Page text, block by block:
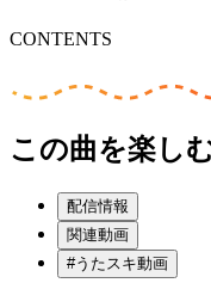
CONTENTS
この曲を楽し
配信情報
関連動画
#うたスキ動画